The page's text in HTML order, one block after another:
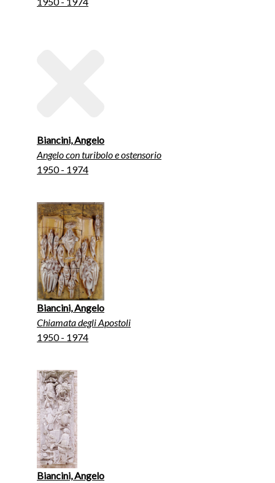
Biancini, Angelo
Angelo con turibolo e ostensorio
1950 - 1974
Biancini, Angelo
Chiamata degli Apostoli
1950 - 1974
Biancini, Angelo